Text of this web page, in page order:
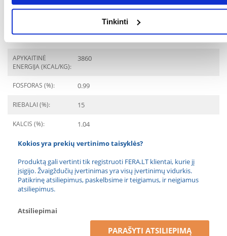
Tinkinti
APYKAITINĖ
ENERGIJA (KCAL/KG):
3860
FOSFORAS (%): 0.99
RIEBALAI (%): 15
KALCIS (%): 1.04
Kokios yra prekių vertinimo taisyklės?
Produktą gali vertinti tik registruoti FERA.LT klientai, kurie jį
įsigijo. Žvaigždučių įvertinimas yra visų įvertinimų vidurkis.
Patikrinę atsiliepimus, paskelbsime ir teigiamus, ir neigiamus
atsiliepimus.
Atsiliepimai
PARAŠYTI ATSILIEPIMĄ